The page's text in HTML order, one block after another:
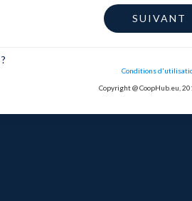
SUIVANT
Conditions
Copyright @ CoopHub.eu,